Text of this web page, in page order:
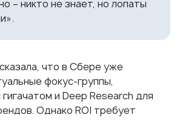
– никто не знает, но лопаты
что в Сбере уже
фокус-группы,
и Deep Research для
Однако ROI требует